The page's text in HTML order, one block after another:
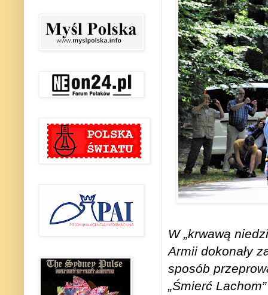
W „krwawą
Armii dokonały
sposób
„Śmierć Lachom”